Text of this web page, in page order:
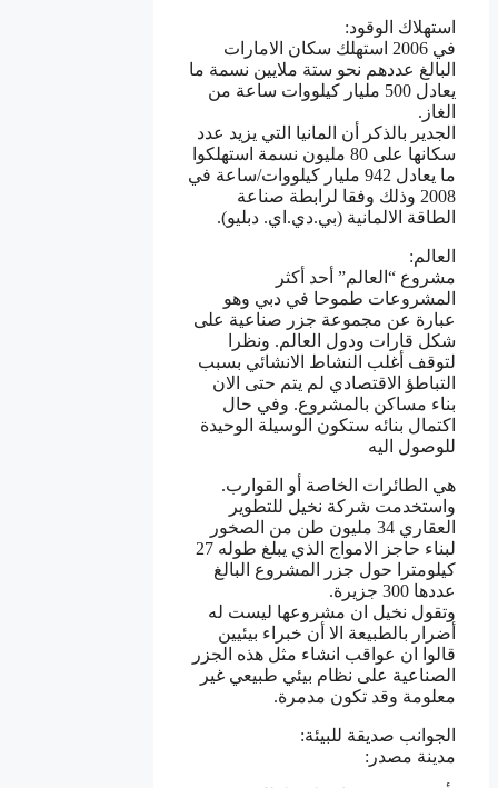
استهلاك الوقود:
في 2006 استهلك سكان الامارات
البالغ عددهم نحو ستة ملايين نسمة ما
يعادل 500 مليار كيلووات ساعة من
الغاز.
الجدير بالذكر أن المانيا التي يزيد عدد
سكانها على 80 مليون نسمة استهلكوا
ما يعادل 942 مليار كيلووات/ساعة في
2008 وذلك وفقا لرابطة صناعة
الطاقة الالمانية (بي.دي.اي. دبليو).
العالم:
مشروع “العالم” أحد أكثر
المشروعات طموحا في دبي وهو
عبارة عن مجموعة جزر صناعية على
شكل قارات ودول العالم. ونظرا
لتوقف أغلب النشاط الانشائي بسبب
التباطؤ الاقتصادي لم يتم حتى الان
بناء مساكن بالمشروع. وفي حال
اكتمال بنائه ستكون الوسيلة الوحيدة
للوصول اليه
هي الطائرات الخاصة أو القوارب.
واستخدمت شركة نخيل للتطوير
العقاري 34 مليون طن من الصخور
لبناء حاجز الامواج الذي يبلغ طوله 27
كيلومترا حول جزر المشروع البالغ
عددها 300 جزيرة.
وتقول نخيل ان مشروعها ليست له
أضرار بالطبيعة الا أن خبراء بيئيين
قالوا ان عواقب انشاء مثل هذه الجزر
الصناعية على نظام بيئي طبيعي غير
معلومة وقد تكون مدمرة.
الجوانب صديقة للبيئة:
مدينة مصدر: